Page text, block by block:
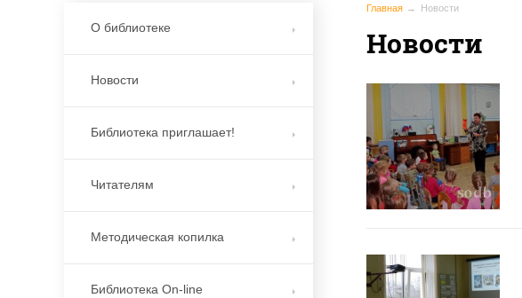
Главная Новости
Новости
О библиотеке
Новости
Библиотека приглашает!
Читателям
Методическая копилка
Библиотека On-line